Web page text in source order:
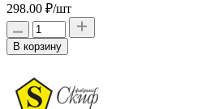
298.00 ₽/шт
В корзину